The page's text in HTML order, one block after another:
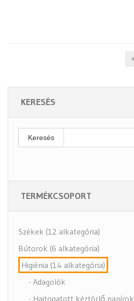
KERESÉS
Keresés
TERMÉKCSOPORT
Székek (12 alkategória)
Bútorok (6 alkategória)
Higiénia (14 alkategória)
- Adagolók
- Hajtogatott kéztörlő papírok